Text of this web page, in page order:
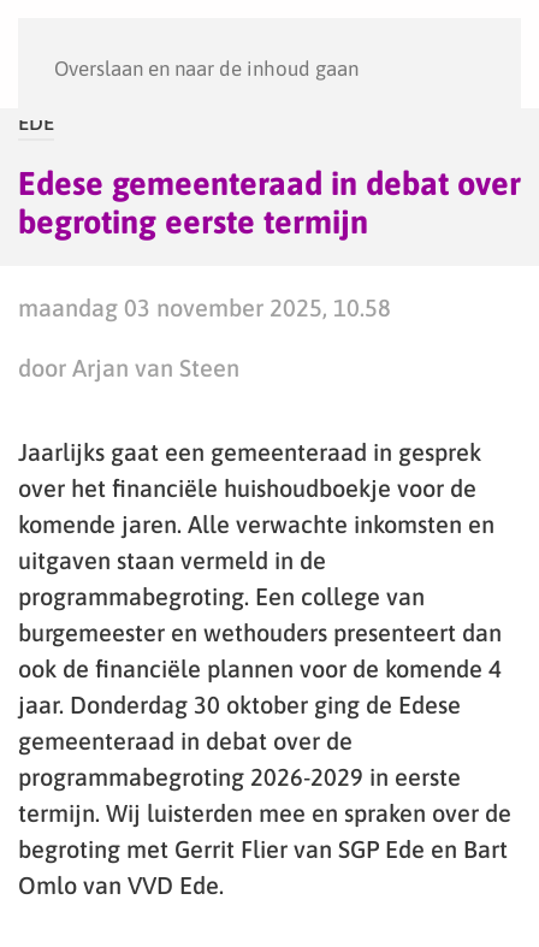
Overslaan en naar de inhoud gaan
EDE
Edese gemeenteraad in debat over
begroting eerste termijn
maandag 03 november 2025, 10.58
door Arjan van Steen
Jaarlijks gaat een gemeenteraad in gesprek
over het financiële huishoudboekje voor de
komende jaren. Alle verwachte inkomsten en
uitgaven staan vermeld in de
programmabegroting. Een college van
burgemeester en wethouders presenteert dan
ook de financiële plannen voor de komende 4
jaar. Donderdag 30 oktober ging de Edese
gemeenteraad in debat over de
programmabegroting 2026-2029 in eerste
termijn. Wij luisterden mee en spraken over de
begroting met Gerrit Flier van SGP Ede en Bart
Omlo van VVD Ede.